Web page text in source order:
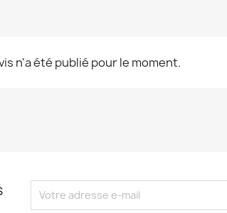
n'a été publié pour le moment.